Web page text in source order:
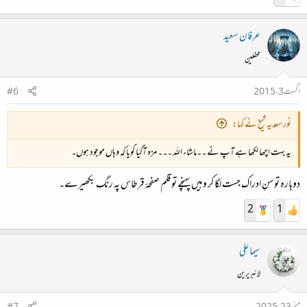
عرفان سعید
محفلین
اگست 3، 2015
#6
نور سعدیہ شیخ نے کہا:
یہ بہت اچھا لکھا ہے آپ نے ۔۔ماشاء اللہ ۔۔۔ مزہ آگیا گویا کہ وہاں موجود ہوں۔
دوبارہ توسنِ ادراک جست لگا کر وہیں پہنچے تو قلم صفحۂ قرطاس پہ رنگ بکھیرے۔
1
2
سیما علی
لائبریرین